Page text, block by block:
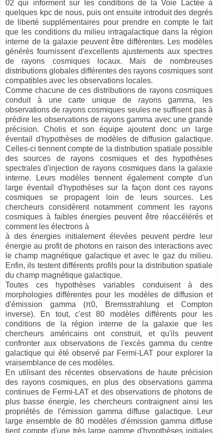
02 qui informent sur les conditions de la Voie Lactée à
quelques kpc de nous, puis ont ensuite introduit des degrés
de liberté supplémentaires pour prendre en compte le fait
que les conditions du milieu intragalactique dans la région
interne de la galaxie peuvent être différentes. Les modèles
générés fournissent d'excellents ajustements aux spectres
de rayons cosmiques locaux. Mais de nombreuses
distributions globales différentes des rayons cosmiques sont
compatibles avec les observations locales.
Comme chacune de ces distributions de rayons cosmiques
conduit à une carte unique de rayons gamma, les
observations de rayons cosmiques seules ne suffisent pas à
prédire les observations de rayons gamma avec une grande
précision. Cholis et son équipe ajoutent donc un large
éventail d'hypothèses de modèles de diffusion galactique.
Celles-ci tiennent compte de la distribution spatiale possible
des sources de rayons cosmiques et des hypothèses
spectrales d'injection de rayons cosmiques dans la galaxie
interne. Leurs modèles tiennent également compte d'un
large éventail d'hypothèses sur la façon dont ces rayons
cosmiques se propagent loin de leurs sources. Les
chercheurs considèrent notamment comment les rayons
cosmiques à faibles énergies peuvent être réaccélérés et
comment les électrons à
à des énergies initialement élevées peuvent perdre leur
énergie au profit de photons en raison des interactions avec
le champ magnétique galactique et avec le gaz du milieu.
Enfin, ils testent différents profils pour la distribution spatiale
du champ magnétique galactique.
Toutes ces hypothèses variables conduisent à des
morphologies différentes pour les modèles de diffusion et
d'émission gamma (π0, Bremsstrahlung et Compton
inverse). En tout, c'est 80 modèles différents pour les
conditions de la région interne de la galaxie que les
chercheurs américains ont construit, et qu'ils peuvent
confronter aux observations de l'excès gamma du centre
galactique qui été observé par Fermi-LAT pour explorer la
vraisemblance de ces modèles.
En utilisant des récentes observations de haute précision
des rayons cosmiques, en plus des observations gamma
continues de Fermi-LAT et des observations de photons de
plus basse énergie, les chercheurs contraignent ainsi les
propriétés de l'émission gamma diffuse galactique. Leur
large ensemble de 80 modèles d'émission gamma diffuse
tient compte d'une très large gamme d'hypothèses initiales